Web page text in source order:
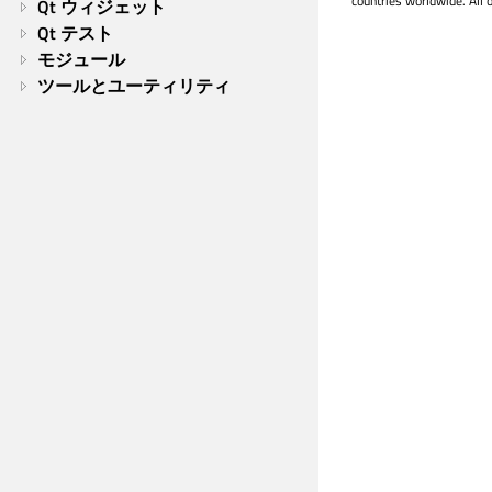
Qt ウィジェット
Qt テスト
モジュール
ツールとユーティリティ